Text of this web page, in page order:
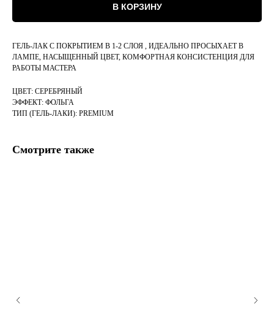
В КОРЗИНУ
ГЕЛЬ-ЛАК С ПОКРЫТИЕМ В 1-2 СЛОЯ , ИДЕАЛЬНО ПРОСЫХАЕТ В
ЛАМПЕ, НАСЫЩЕННЫЙ ЦВЕТ, КОМФОРТНАЯ КОНСИСТЕНЦИЯ ДЛЯ
РАБОТЫ МАСТЕРА
ЦВЕТ: СЕРЕБРЯНЫЙ
ЭФФЕКТ: ФОЛЬГА
ТИП (ГЕЛЬ-ЛАКИ): PREMIUM
Смотрите также